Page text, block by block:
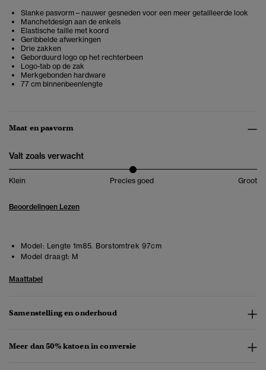
Slanke pasvorm – nauwer gesneden voor een meer getailleerde look
Manchetdesign aan de enkels
Elastische taille met koord
Geribbelde afwerkingen
Drie zakken
Geborduurd logo op het rechterbeen
Logo-tab op de zak
Merkgebonden hardware
77 cm binnenbeenlengte
Maat en pasvorm
Valt zoals verwacht
Klein Precies goed Groot
Beoordelingen Lezen
Model: Lengte 1m85. Borstomtrek 97cm
Model draagt: M
Maattabel
Samenstelling en onderhoud
Meer dan 50% katoen in conversie